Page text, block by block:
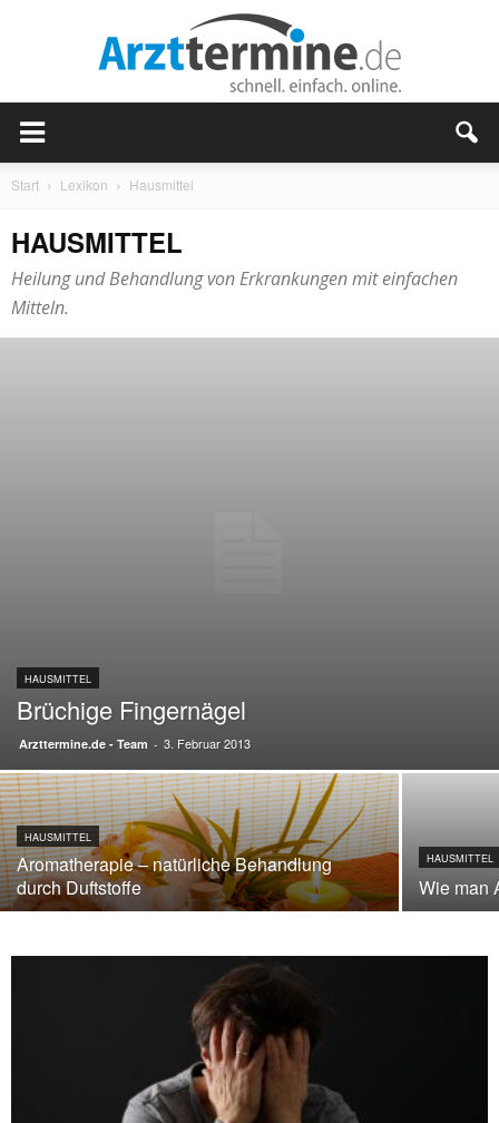
Start Lexikon Hausmittel
HAUSMITTEL
Heilung und Behandlung von Erkrankungen mit einfachen
Mitteln.
HAUSMITTEL
Brüchige Fingernägel
Arzttermine.de - Team - 3. Februar 2013
HAUSMITTEL
Aromatherapie – natürliche Behandlung
durch Duftstoffe
HAUSMITTEL
Wie man